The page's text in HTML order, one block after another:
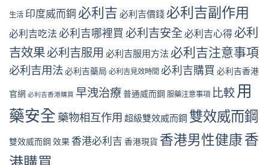
生活 印度威而鋼 必利吉 必利吉價錢 必利吉副作用
必利吉吃法 必利吉哪裡買 必利吉安全必利吉心得必利
吉效果必利吉服用 必利吉服用方法必利吉注意事項
必利吉用法必利吉藥局 必利吉見效時間 必利吉購買 必利吉香港
官網 必利吉香港購買 早洩治療普通威而鋼 服藥注意事項 比較 用
藥安全 藥物相互作用 超級雙效威而鋼 雙效威而鋼
雙效威而鋼 效果 香港必利吉 香港現貨 香港男性健康香